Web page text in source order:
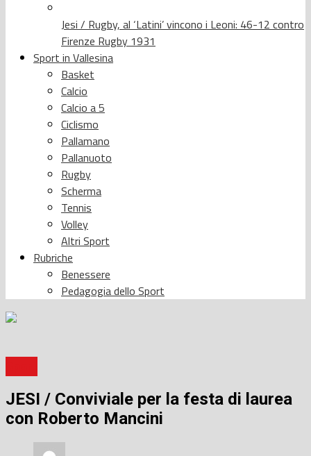
Jesi / Rugby, al ‘Latini’ vincono i Leoni: 46-12 contro
Firenze Rugby 1931
Sport in Vallesina
Basket
Calcio
Calcio a 5
Ciclismo
Pallamano
Pallanuoto
Rugby
Scherma
Tennis
Volley
Altri Sport
Rubriche
Benessere
Pedagogia dello Sport
JESI / Conviviale per la festa di laurea
con Roberto Mancini